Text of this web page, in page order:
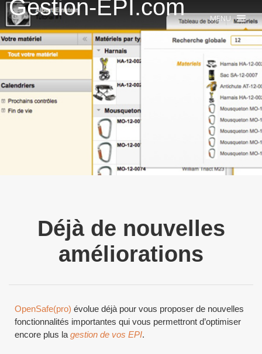
Gestion-EPI.com MENU
Déjà de nouvelles
améliorations
OpenSafe(pro) évolue déjà pour vous proposer de nouvelles
fonctionnalités importantes qui vous permettront d’optimiser
encore plus lagestion de vos EPI.